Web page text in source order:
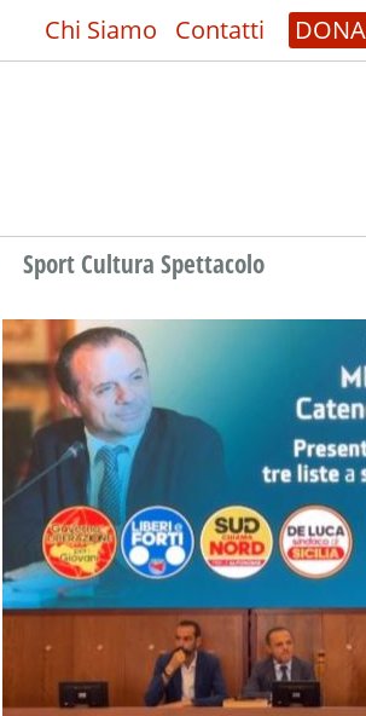
Chi Siamo Contatti
Sport Cultura Spettacolo